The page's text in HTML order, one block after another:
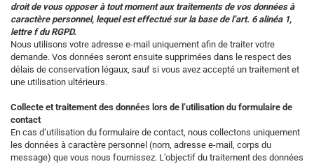
droit de vous opposer à tout moment aux traitements de vos données à
caractère personnel, lequel est effectué sur la base de l’art. 6 alinéa 1,
lettre f du RGPD.
Nous utilisons votre adresse e-mail uniquement afin de traiter votre
demande. Vos données seront ensuite supprimées dans le respect des
délais de conservation légaux, sauf si vous avez accepté un traitement et
une utilisation ultérieurs.
Collecte et traitement des données lors de l’utilisation du formulaire de
contact
En cas d’utilisation du formulaire de contact, nous collectons uniquement
les données à caractère personnel (nom, adresse e-mail, corps du
message) que vous nous fournissez. L’objectif du traitement des données